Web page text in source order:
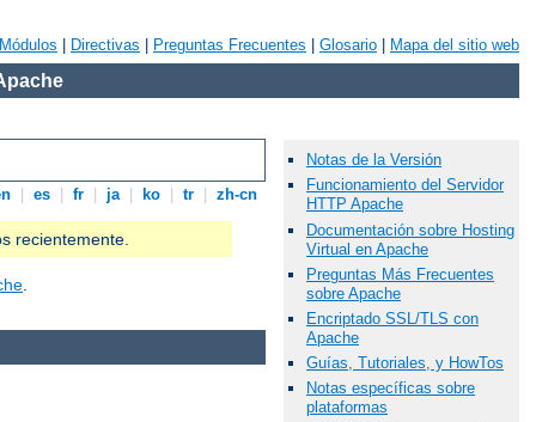
Módulos Directivas Preguntas Frecuentes Glosario Mapa del sitio web
es fr ja ko tr zh-cn
recientemente.
.
Notas de la Versión
Funcionamiento del Servidor
HTTP Apache
Documentación sobre Hosting
Virtual en Apache
Preguntas Más Frecuentes
sobre Apache
Encriptado SSL/TLS con
Apache
Guías, Tutoriales, y HowTos
Notas específicas sobre
plataformas